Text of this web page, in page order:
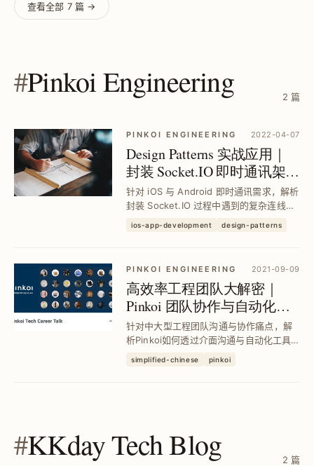
查看全部 7 篇 →
#Pinkoi Engineering 2 篇
PINKOI ENGINEERING 2022-04-07
Design Patterns 实战应用｜
封装 Socket.IO 即时通讯架构
与七大设计模式解析
针对 iOS 与 Android 即时通讯需求，解析
封装 Socket.IO 过程中遇到的复杂连线管
连线复用、离线事件缓存与状态管理，提
ios-app-development design-patterns
PINKOI ENGINEERING 2021-09-09
高效率工程团队大解密｜
Pinkoi 团队协作与自动化实
践提升工作效率
针对中大型工程团队沟通与协作痛点，解
析Pinkoi如何透过介面沟通与自动化工具
Fastlane）减少重复工作与无效沟通，成
simplified-chinese pinkoi
#KKday Tech Blog 2 篇